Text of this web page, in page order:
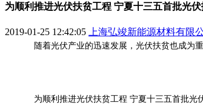
为顺利推进光伏扶贫工程 宁夏十三五首批光
2019-01-25 12:42:05 上海弘竣新能源材料有限
随着光伏产业的迅速发展，光伏扶贫也成为
为顺利推进光伏扶贫工程 宁夏十三五首批光